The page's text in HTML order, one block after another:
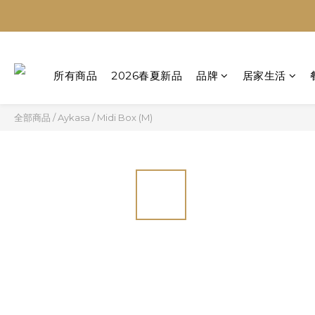
所有商品 2026春夏新品 品牌 居家生活
全部商品 /Aykasa /Midi Box (M)